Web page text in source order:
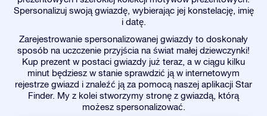
Spersonalizuj swoją gwiazdę, wybierając jej konstelację, imię
i datę.
Zarejestrowanie spersonalizowanej gwiazdy to doskonały
sposób na uczczenie przyjścia na świat małej dziewczynki!
Kup prezent w postaci gwiazdy już teraz, a w ciągu kilku
minut będziesz w stanie sprawdzić ją w internetowym
rejestrze gwiazd i znaleźć ją za pomocą naszej aplikacji Star
Finder. My z kolei stworzymy stronę z gwiazdą, którą
możesz spersonalizować.